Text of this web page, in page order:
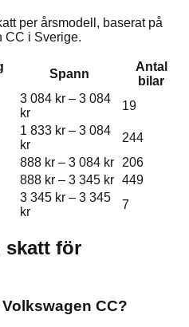
per årsmodell, baserat på
CC i Sverige.
Spann
Antal
bilar
3 084 kr – 3 084
kr
19
1 833 kr – 3 084
kr
244
888 kr – 3 084 kr
206
888 kr – 3 345 kr 449
3 345 kr – 3 345
kr
7
skatt för
CC?